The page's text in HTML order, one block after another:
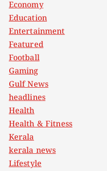
Economy
Education
Entertainment
Featured
Football
Gaming
Gulf News
headlines
Health
Health & Fitness
Kerala
kerala news
Lifestyle